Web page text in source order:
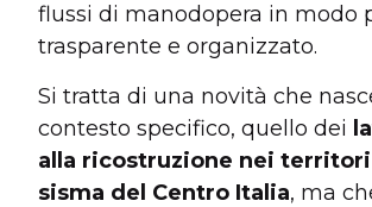
flussi di manodopera in modo
trasparente e organizzato.
Si tratta di una novità che
contesto specifico, quello dei
alla ricostruzione nei
sisma del Centro Italia, ma